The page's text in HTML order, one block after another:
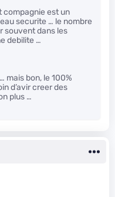
compagnie est un
securite … le nombre
souvent dans les
debilite …
mais bon, le 100%
d’avir creer des
plus …